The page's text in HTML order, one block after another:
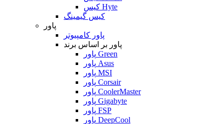
کیس Hyte
کیس گیمینگ
پاور
پاور کامپیوتر
پاور بر اساس برند
پاور Green
پاور Asus
پاور MSI
پاور Corsair
پاور CoolerMaster
پاور Gigabyte
پاور FSP
پاور DeepCool